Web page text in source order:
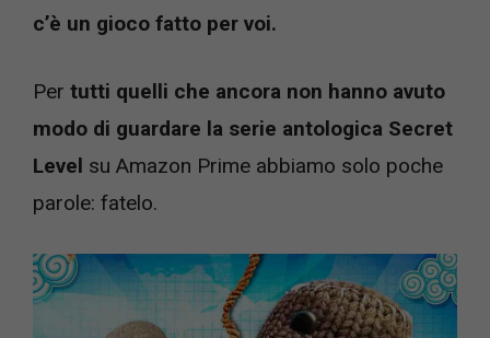
c’è un gioco fatto per voi.
Per tutti quelli che ancora non hanno avuto
modo di guardare la serie antologica Secret
Level su Amazon Prime abbiamo solo poche
parole: fatelo.